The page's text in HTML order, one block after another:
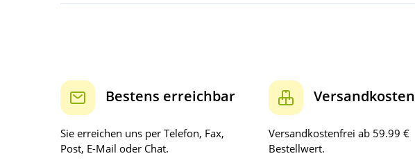
Bestens erreichbar
Sie erreichen uns per Telefon, Fax,
Post, E-Mail oder Chat.
Versandkosten
Versandkostenfrei ab 59.99 €
Bestellwert.